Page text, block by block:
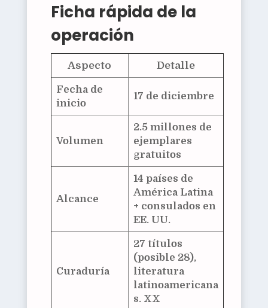
Ficha rápida de la
operación
Aspecto Detalle
Fecha de
inicio
17 de diciembre
Volumen
2.5 millones de
ejemplares
gratuitos
Alcance
14 países de
América Latina
+ consulados en
EE. UU.
Curaduría
27 títulos
(posible 28),
literatura
latinoamericana
s. XX